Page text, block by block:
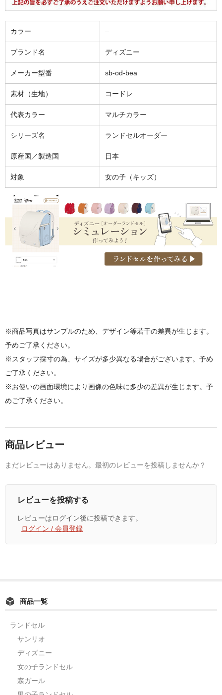
カラー –
ブランド名 ディズニー
メーカー型番 sb-od-bea
素材（生地） コードレ
代表カラー マルチカラー
シリーズ名 ランドセルオーダー
原産国／製造国 日本
対象 女の子（キッズ）
※商品写真はサンプルのため、デザイン等若干の差異が生じます。
予めご了承ください。
※スタッフ採寸の為、サイズが多少異なる場合がございます。予め
ご了承ください。
※お使いの画面環境により画像の色味に多少の差異が生じます。予
めご了承ください。
商品レビュー
まだレビューはありません。最初のレビューを投稿しませんか？
レビューを投稿する
レビューはログイン後に投稿できます。
ログイン / 会員登録
商品一覧
ランドセル
サンリオ
ディズニー
女の子ランドセル
森ガール